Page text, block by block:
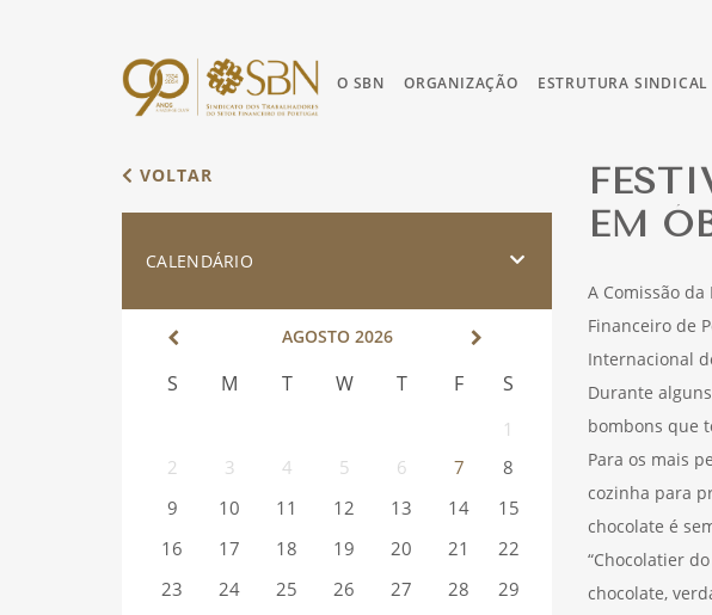
O SBN ORGANIZAÇÃO ESTRUTURA SINDICAL
VOLTAR
CALENDÁRIO
AGOSTO 2026
S M T W T F S
1
2
3 4 5 6 7
8
9
10 11 12 13 14
15
16
17 18 19 20 21
22
23
24 25 26 27 28
29
EM
A Comissão
Financeiro de
Internacional
Durante
bombons que
Para os mais
cozinha para
chocolate é
“Chocolatier
chocolate,